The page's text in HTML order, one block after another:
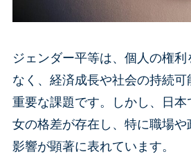
ジェンダー平等は、個人の権
なく、経済成長や社会の持続可
重要な課題です。しかし、日本
女の格差が存在し、特に職場
影響が顕著に表れています。